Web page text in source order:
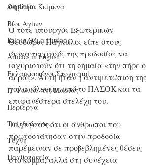
Ωφέλιμα Κείμενα
Βίοι Αγίων
Κύριο Θέμα Ημέρας
Articles in English
Εκλαϊκευμένοι Στοχασμοί
Η "Γωνιά" της Μαρίας
Περίεργα
Ταξιδεύοντας
Τέχνη
Πανθρησκεία
σημαία.
Ο τότε υπουργός Εξωτερικών
Θεόδωρος Πάγκαλος είπε στους
συναυτουργούς της προδοσίας να
ισχυριστούν ότι τη σημαία «την πήρε ο
αέρας». Αυτή ήταν η αντιμετώπιση της
γαλανόλευκης από το ΠΑΣΟΚ και τα
επιφανέστερα στελέχη του.
Το γεγονός ότι οι άνθρωποι που
πρωτοστάτησαν στην προδοσία
παρέμειναν σε προβεβλημένες θέσεις
στο κόμμα, αλλά στη συνέχεια